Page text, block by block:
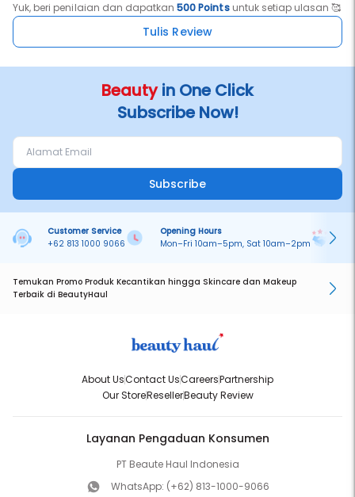
Yuk, beri penilaian dan dapatkan500 Pointsuntuk setiap ulasan 🥰
Tulis Review
Beautyin One Click
Subscribe Now!
Subscribe
Customer Service
+62 813 1000 9066
Opening Hours
Mon–Fri 10am–5pm, Sat 10am–2pm
Temukan Promo Produk Kecantikan hingga Skincare dan Makeup
Terbaik di BeautyHaul
About UsContact UsCareersPartnership
Our StoreResellerBeauty Review
Layanan Pengaduan Konsumen
PT Beaute Haul Indonesia
WhatsApp: (+62) 813-1000-9066